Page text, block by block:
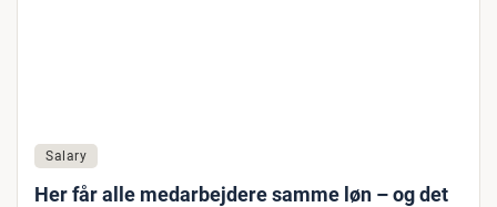
Salary
Her får alle medarbejdere samme løn – og det